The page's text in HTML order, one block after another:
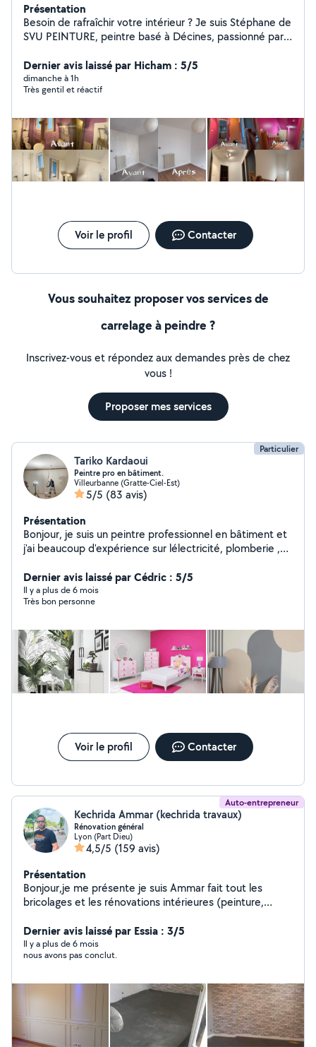
Présentation
Besoin de rafraîchir votre intérieur ? Je suis Stéphane de
SVU PEINTURE, peintre basé à Décines, passionné par
dégât des eaux et finitions avec un résultat propre,
durable et soigné. Sinistre et assurance Devis gratuit et
rapide Numéro: zerosept 52052021 Vous pouvez
Dernier avis laissé par Hicham : 5/5
dimanche à 1h
Très gentil et réactif
Voir le profil Contacter
Vous souhaitez proposer vos services de
carrelage à peindre ?
Inscrivez-vous et répondez aux demandes près de chez
vous !
Proposer mes services
Particulier
Tariko Kardaoui
Peintre pro en bâtiment.
Villeurbanne (Gratte-Ciel-Est)
5/5 (83 avis)
Présentation
Bonjour, je suis un peintre professionnel en bâtiment et
j'ai beaucoup d'expérience sur lélectricité, plomberie ,et
sympa. n'hésitez pas à me contacter pour plus
d'informations merci à bientôt !
Dernier avis laissé par Cédric : 5/5
Il y a plus de 6 mois
Très bon personne
Voir le profil Contacter
Auto-entrepreneur
Kechrida Ammar (kechrida travaux)
Rénovation général
Lyon (Part Dieu)
4,5/5 (159 avis)
Présentation
Bonjour,je me présente je suis Ammar fait tout les
bricolages et les rénovations intérieures (peinture,
Bien écoute votre besoin -Déplacement pour devis
gratuit -Tarif et les prix pratiqués et raisonnables -
Travaille professionnelle et soignée avec garantie -
Bonne journée
Dernier avis laissé par Essia : 3/5
Il y a plus de 6 mois
nous avons pas conclut.